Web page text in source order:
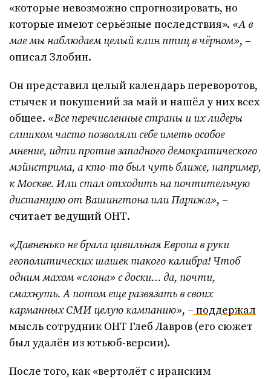
«которые невозможно спрогнозировать, но
которые имеют серьёзные последствия». «А в
мае мы наблюдаем целый клин птиц в чёрном», –
описал Злобин.
Он представил целый календарь переворотов,
стычек и покушений за май и нашёл у них всех
общее. «Все перечисленные страны и их лидеры
слишком часто позволяли себе иметь особое
мнение, идти против западного демократического
мэйнстрима, а кто-то был чуть ближе, например,
к Москве. Или стал отходить на почтительную
дистанцию от Вашингтона или Парижа», –
считает ведущий ОНТ.
«Давненько не брала цивильная Европа в руки
геополитических шашек такого калибра! Чтоб
одним махом «слона» с доски… да, почти,
смахнуть. А потом еще развязать в своих
карманных СМИ целую кампанию», – поддержал
мысль сотрудник ОНТ Глеб Лавров (его сюжет
был удалён из ютьюб-версии).
После того, как «вертолёт с иранским